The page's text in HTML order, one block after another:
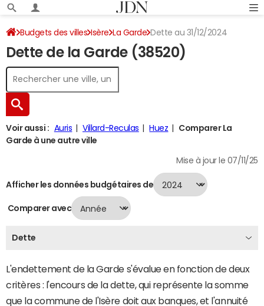
Budgets des villes Isère La Garde Dette au 31/12/2024
Dette de la Garde (38520)
Voir aussi : Auris Villard-Reculas Huez
Comparer La
Garde à une autre ville
Mise à jour le 07/11/25
Afficher les données budgétaires de
Comparer avec
Dette
L'endettement de la Garde s'évalue en fonction de deux
critères : l'encours de la dette, qui représente la somme
que la commune de l'Isère doit aux banques, et l'annuité